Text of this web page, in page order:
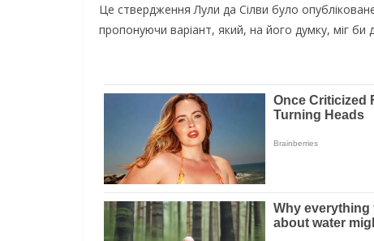
Це ствердження Лули да Сілви було
пропонуючи варіант, який, на його думку, міг би